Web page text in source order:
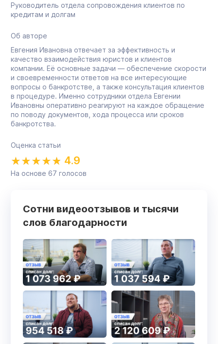
Руководитель отдела сопровождения клиентов по
кредитам и долгам
Об авторе
Евгения Ивановна отвечает за эффективность и
качество взаимодействия юристов и клиентов
компании. Её основные задачи — обеспечение скорости
и своевременности ответов на все интересующие
вопросы о банкротстве, а также консультация клиентов
в процедуре. Именно сотрудники отдела Евгении
Ивановны оперативно реагируют на каждое обращение
по поводу документов, хода процесса или сроков
банкротства.
Оценка статьи
4.9
На основе 67 голосов
Сотни видеоотзывов и тысячи
слов благодарности